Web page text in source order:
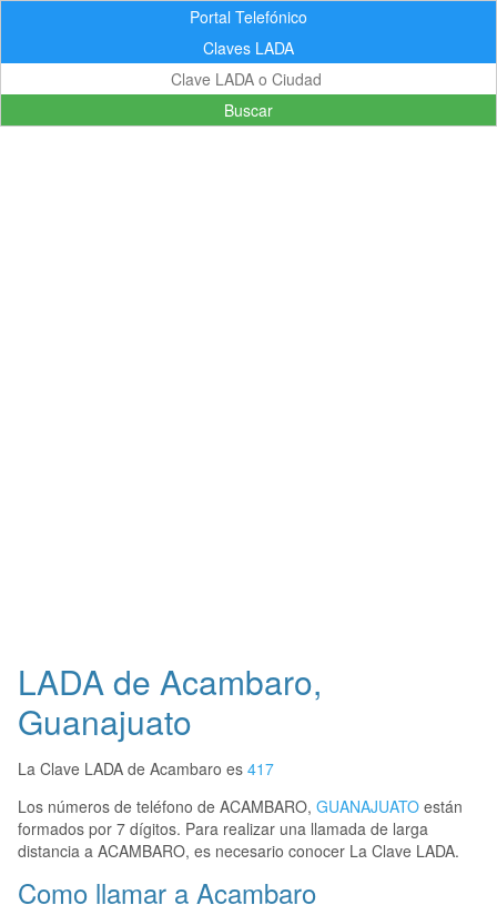
Portal Telefónico
Claves LADA
Buscar
LADA de Acambaro,
Guanajuato
La Clave LADA de Acambaro es 417
Los números de teléfono de ACAMBARO, GUANAJUATO están
formados por 7 dígitos. Para realizar una llamada de larga
distancia a ACAMBARO, es necesario conocer La Clave LADA.
Como llamar a Acambaro